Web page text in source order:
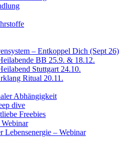
– Entkoppel Dich (Sept 26)
BB 25.9. & 18.12.
Stuttgart 24.10.
Ritual 20.11.
Abhängigkeit
dive
Freebies
Lebensenergie – Webinar